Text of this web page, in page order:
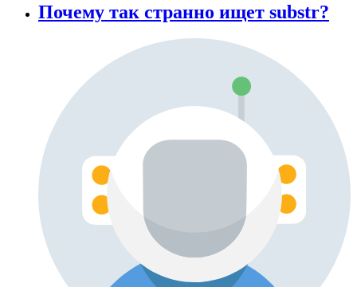
Почему так странно ищет substr?